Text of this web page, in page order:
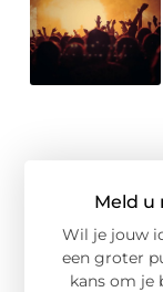
Meld u
Wil je jouw
een groter
kans om je